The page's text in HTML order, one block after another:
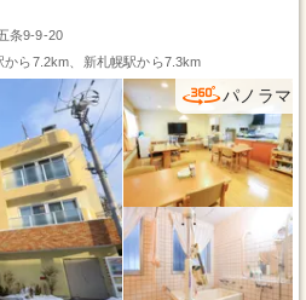
条9-9-20
から7.2km、新札幌駅から7.3km
パノラマ